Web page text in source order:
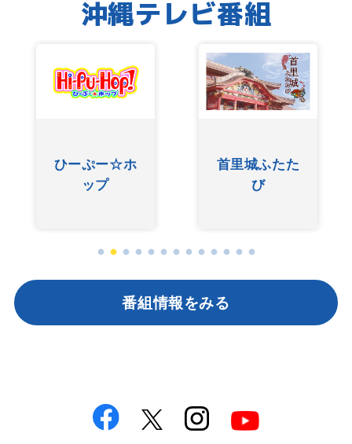
沖縄テレビ番組
ひーぷー☆ホ
ップ
首里城ふたた
び
番組情報をみる